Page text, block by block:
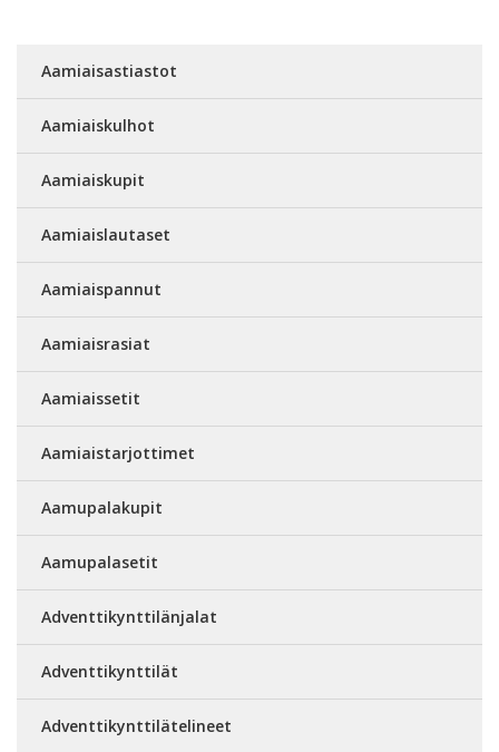
Aamiaisastiastot
Aamiaiskulhot
Aamiaiskupit
Aamiaislautaset
Aamiaispannut
Aamiaisrasiat
Aamiaissetit
Aamiaistarjottimet
Aamupalakupit
Aamupalasetit
Adventtikynttilänjalat
Adventtikynttilät
Adventtikynttilätelineet